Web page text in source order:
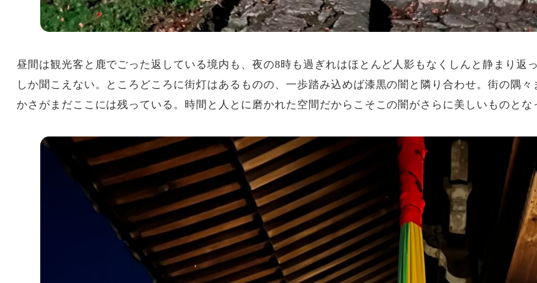
昼間は観光客と鹿でごった返している境内も、夜の8時も過ぎれはほとんど人影もなくしんと静まり返
しか聞こえない。ところどころに街灯はあるものの、一歩踏み込めば漆黒の闇と隣り合わせ。街の隅
かさがまだここには残っている。時間と人とに磨かれた空間だからこそこの闇がさらに美しいものとな